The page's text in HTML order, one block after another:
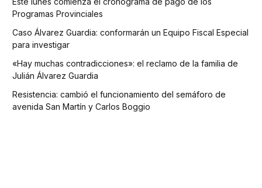
Programas Provinciales
Caso Álvarez Guardia: conformarán un Equipo Fiscal Especial
para investigar
«Hay muchas contradicciones»: el reclamo de la familia de
Julián Álvarez Guardia
Resistencia: cambió el funcionamiento del semáforo de
avenida San Martín y Carlos Boggio